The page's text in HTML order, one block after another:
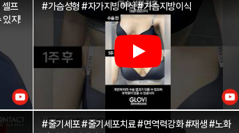
프
있지!
#가슴성형 #자가지빙이식 #가슴지방이식
#줄기세포 #줄기세포치료 #면역력강화 #재생 #노화